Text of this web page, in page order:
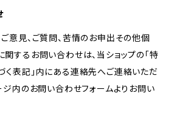
意見、ご質問、苦情のお申出その他個
するお問い合わせは、当ショップの「特
く表記」内にある連絡先へご連絡いただ
ジ内のお問い合わせフォームよりお問い